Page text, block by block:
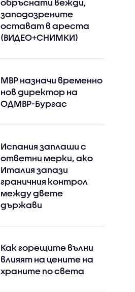
обръснати вежди,
заподозрените
остават в ареста
(ВИДЕО+СНИМКИ)
МВР назначи временно
нов директор на
ОДМВР-Бургас
Испания заплаши с
ответни мерки, ако
Италия запази
граничния контрол
между двете
държави
Как горещите вълни
влияят на цените на
храните по света